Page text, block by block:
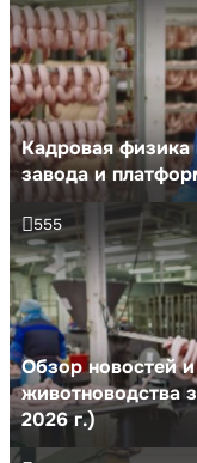
Кадровая
завода и
Обзор новостей
животноводства
2026 г.)
555